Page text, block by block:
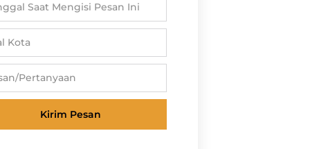
Kirim Pesan